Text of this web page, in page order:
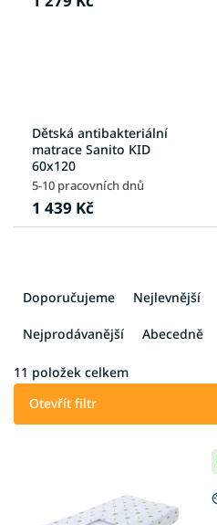
Dětská antibakteriální
matrace Sanito KID
60x120
5-10 pracovních dnů
1 439 Kč
í
p
Doporučujeme Nejlevnější
Nejprodávanější Abecedně
11 položek celkem
Otevřít filtr